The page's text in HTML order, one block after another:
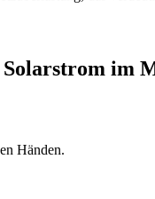
Solarstrom im